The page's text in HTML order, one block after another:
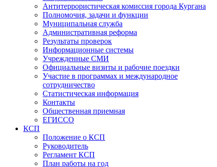
Антитеррористическая комиссия города Кургана
Полномочия, задачи и функции
Муниципальная служба
Административная реформа
Результаты проверок
Информационные системы
Учрежденные СМИ
Официальные визиты и рабочие поездки
Участие в программах и международное
сотрудничество
Статистическая информация
Контакты
Общественная приемная
ЕГИССО
КСП
Положение о КСП
Руководитель
Регламент КСП
План работы на год